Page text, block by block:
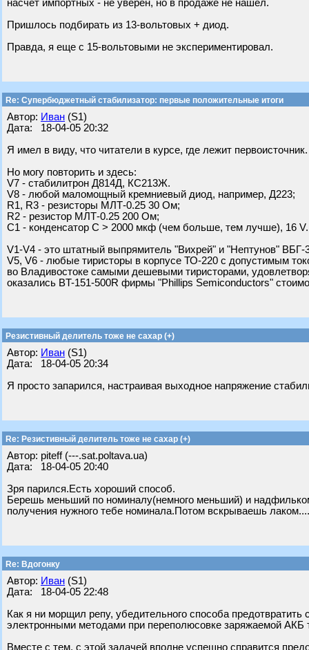
насчет импортных - не уверен, но в продаже не нашел.
Пришлось подбирать из 13-вольтовых + диод.
Правда, я еще с 15-вольтовыми не экспериментировал.
Re: Супербюджетный стабилизатор: первые положительные итоги
Автор: Иван (S1)
Дата: 18-04-05 20:32
Я имел в виду, что читатели в курсе, где лежит первоисточник.
Но могу повторить и здесь:
V7 - стабилитрон Д814Д, КС213Ж.
V8 - любой маломощный кремниевый диод, например, Д223;
R1, R3 - резисторы МЛТ-0.25 30 Ом;
R2 - резистор МЛТ-0.25 200 Ом;
C1 - конденсатор C > 2000 мкф (чем больше, тем лучше), 16 V.
V1-V4 - это штатный выпрямитель "Вихрей" и "Нептунов" ВБГ-
V5, V6 - любые тиристоры в корпусе ТО-220 с допустимым
во Владивостоке самыми дешевыми тиристорами,
оказались BT-151-500R фирмы "Phillips Semiconductors"
Резистивный делитель тоже не сахар (+)
Автор: Иван (S1)
Дата: 18-04-05 20:34
Я просто запарился, настраивая выходное напряжение
Re: Резистивный делитель тоже не сахар (+)
Автор: piteff (---.sat.poltava.ua)
Дата: 18-04-05 20:40
Зря парился.Есть хороший способ.
Берешь меньший по номиналу(немного меньший) и
получения нужного тебе номинала.Потом вскрываешь
Re: Вдогонку
Автор: Иван (S1)
Дата: 18-04-05 22:48
Как я ни морщил репу, убедительного способа предотвратить
электронными методами при переполюсовке заряжаемой АКБ
Вместе с тем, с этой задачей вполне успешно справится